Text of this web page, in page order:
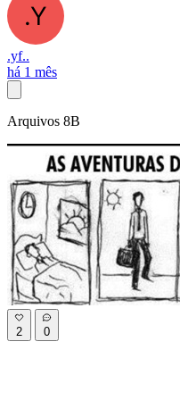
.yf..
há 1 mês
Arquivos 8B
2 0